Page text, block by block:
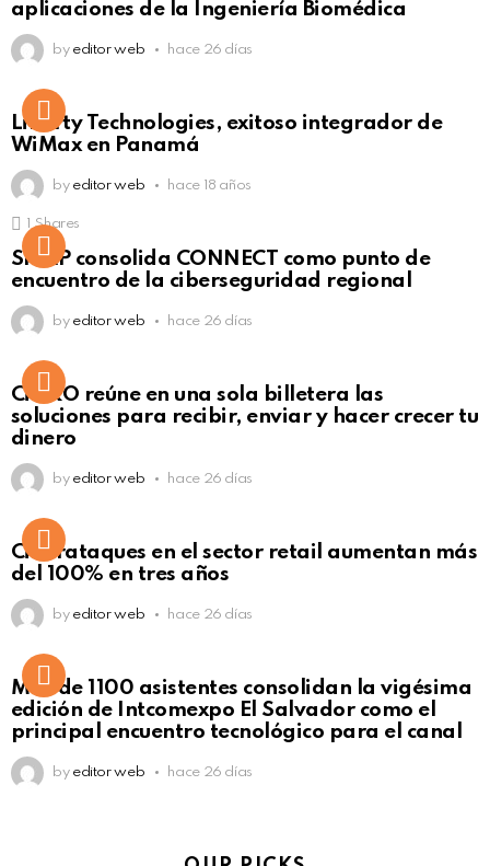
aplicaciones de la Ingeniería Biomédica
by editor web hace 26 días
Liberty Technologies, exitoso integrador de
WiMax en Panamá
by editor web hace 18 años
Click to view this post
1 Shares
SISAP consolida CONNECT como punto de
encuentro de la ciberseguridad regional
by editor web hace 26 días
Not Safe For Work
Click to view this post
CiNKO reúne en una sola billetera las
soluciones para recibir, enviar y hacer crecer tu
dinero
by editor web hace 26 días
Ciberataques en el sector retail aumentan más
del 100% en tres años
by editor web hace 26 días
Más de 1100 asistentes consolidan la vigésima
edición de Intcomexpo El Salvador como el
principal encuentro tecnológico para el canal
by editor web hace 26 días